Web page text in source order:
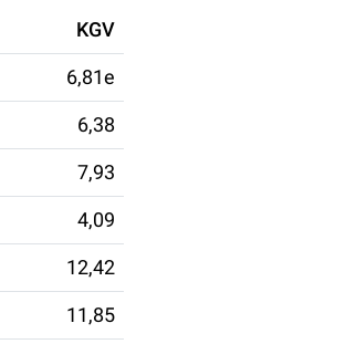
KGV
6,81e
6,38
7,93
4,09
12,42
11,85